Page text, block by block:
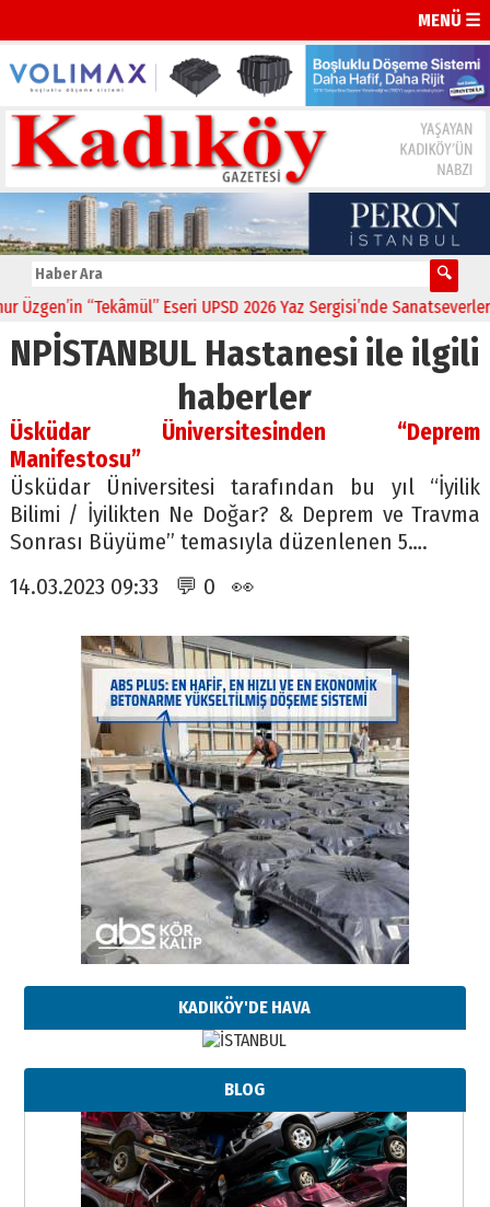
MENÜ ☰
“Tekâmül” Eseri UPSD 2026 Yaz Sergisi’nde Sanatseverlerle
NPİSTANBUL Hastanesi ile ilgili
haberler
Üsküdar Üniversitesinden “Deprem
Manifestosu”
Üsküdar Üniversitesi tarafından bu yıl “İyilik
Bilimi / İyilikten Ne Doğar? & Deprem ve Travma
Sonrası Büyüme” temasıyla düzenlenen 5….
14.03.2023 09:33 💬 0 👀
KADIKÖY'DE HAVA
BLOG